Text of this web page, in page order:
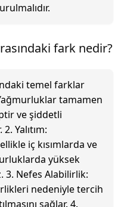
fark nedir?
temel farklar
tamamen
ve şiddetli
Yalıtım:
iç kısımlarda ve
yüksek
3. Nefes Alabilirlik:
nedeniyle tercih
sağlar. 4.